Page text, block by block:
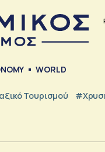
WORLD
Τουρισμού